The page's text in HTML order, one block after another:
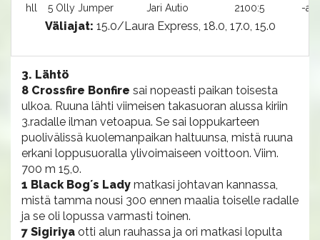
hll
5 Olly Jumper Jari Autio 2100:5 -a
Väliajat: 15.0/Laura Express, 18.0, 17.0, 15.0
3. Lähtö
8 Crossfire Bonfire sai nopeasti paikan toisesta
ulkoa. Ruuna lähti viimeisen takasuoran alussa kiriin
3.radalle ilman vetoapua. Se sai loppukarteen
puolivälissä kuolemanpaikan haltuunsa, mistä ruuna
erkani loppusuoralla ylivoimaiseen voittoon. Viim.
700 m 15,0.
1 Black Bog´s Lady matkasi johtavan kannassa,
mistä tamma nousi 300 ennen maalia toiselle radalle
ja se oli lopussa varmasti toinen.
7 Sigiriya otti alun rauhassa ja ori matkasi lopulta